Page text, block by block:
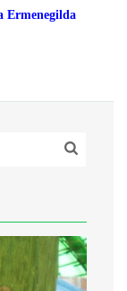
Ermenegilda